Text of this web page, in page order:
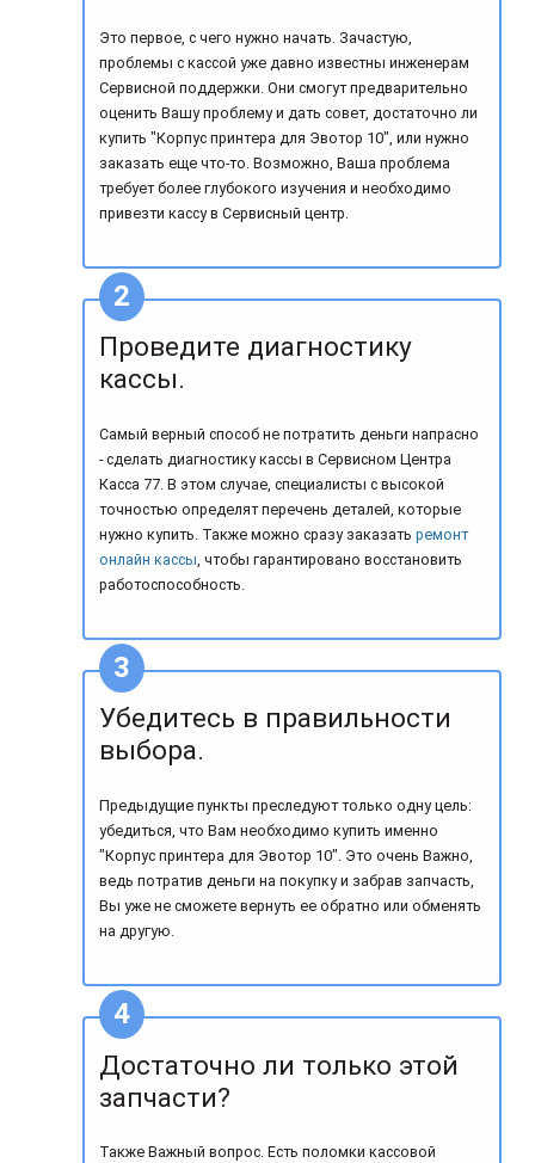
Это первое, с чего нужно начать. Зачастую,
проблемы с кассой уже давно известны инженерам
Сервисной поддержки. Они смогут предварительно
оценить Вашу проблему и дать совет, достаточно ли
купить "Корпус принтера для Эвотор 10", или нужно
заказать еще что-то. Возможно, Ваша проблема
требует более глубокого изучения и необходимо
привезти кассу в Сервисный центр.
Проведите диагностику
кассы.
Самый верный способ не потратить деньги напрасно
- сделать диагностику кассы в Сервисном Центра
Касса 77. В этом случае, специалисты с высокой
точностью определят перечень деталей, которые
нужно купить. Также можно сразу заказатьремонт
онлайн кассы , чтобы гарантировано восстановить
работоспособность.
Убедитесь в правильности
выбора.
Предыдущие пункты преследуют только одну цель:
убедиться, что Вам необходимо купить именно
"Корпус принтера для Эвотор 10". Это очень Важно,
ведь потратив деньги на покупку и забрав запчасть,
Вы уже не сможете вернуть ее обратно или обменять
на другую.
Достаточно ли только этой
запчасти?
Также Важный вопрос. Есть поломки кассовой